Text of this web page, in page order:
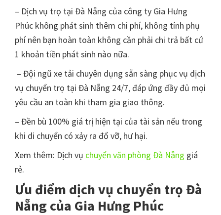
– Dịch vụ trọ tại Đà Nẵng của công ty Gia Hưng
Phúc không phát sinh thêm chi phí, không tính phụ
phí nên bạn hoàn toàn không cần phải chi trả bất cứ
1 khoản tiền phát sinh nào nữa.
– Đội ngũ xe tải chuyên dụng sẵn sàng phục vụ dịch
vụ chuyển trọ tại Đà Nẵng 24/7, đáp ứng đầy đủ mọi
yêu cầu an toàn khi tham gia giao thông.
– Đền bù 100% giá trị hiện tại của tài sản nếu trong
khi di chuyển có xảy ra đổ vỡ, hư hại.
Xem thêm: Dịch vụ chuyển văn phòng Đà Nẵng giá
rẻ.
Ưu điểm dịch vụ chuyển trọ Đà
Nẵng của Gia Hưng Phúc